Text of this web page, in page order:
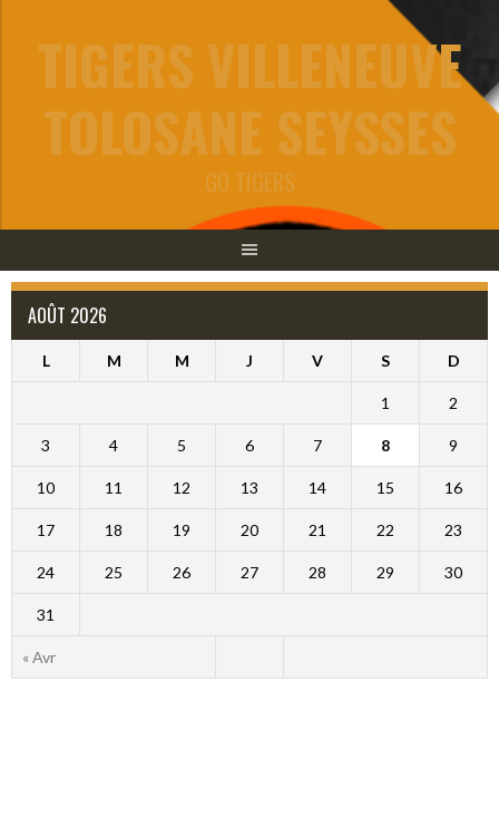
TIGERS VILLENEUVE
TOLOSANE SEYSSES
GO TIGERS
AOÛT 2026
L M M J V S D
« Avr
1 2
3 4 5 6 7 8 9
10 11 12 13 14 15 16
17 18 19 20 21 22 23
24 25 26 27 28 29 30
31